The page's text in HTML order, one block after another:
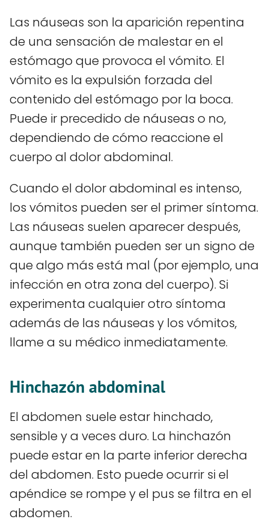
Las náuseas son la aparición repentina
de una sensación de malestar en el
estómago que provoca el vómito. El
vómito es la expulsión forzada del
contenido del estómago por la boca.
Puede ir precedido de náuseas o no,
dependiendo de cómo reaccione el
cuerpo al dolor abdominal.
Cuando el dolor abdominal es intenso,
los vómitos pueden ser el primer síntoma.
Las náuseas suelen aparecer después,
aunque también pueden ser un signo de
que algo más está mal (por ejemplo, una
infección en otra zona del cuerpo). Si
experimenta cualquier otro síntoma
además de las náuseas y los vómitos,
llame a su médico inmediatamente.
Hinchazón abdominal
El abdomen suele estar hinchado,
sensible y a veces duro. La hinchazón
puede estar en la parte inferior derecha
del abdomen. Esto puede ocurrir si el
apéndice se rompe y el pus se filtra en el
abdomen.